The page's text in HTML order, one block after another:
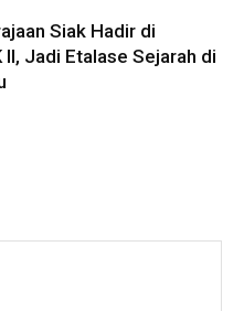
Siak Hadir di
II, Jadi Etalase Sejarah di